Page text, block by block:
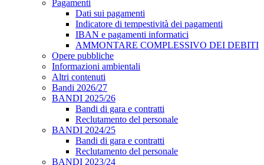
Pagamenti
Dati sui pagamenti
Indicatore di tempestività dei pagamenti
IBAN e pagamenti informatici
AMMONTARE COMPLESSIVO DEI DEBITI
Opere pubbliche
Informazioni ambientali
Altri contenuti
Bandi 2026/27
BANDI 2025/26
Bandi di gara e contratti
Reclutamento del personale
BANDI 2024/25
Bandi di gara e contratti
Reclutamento del personale
BANDI 2023/24